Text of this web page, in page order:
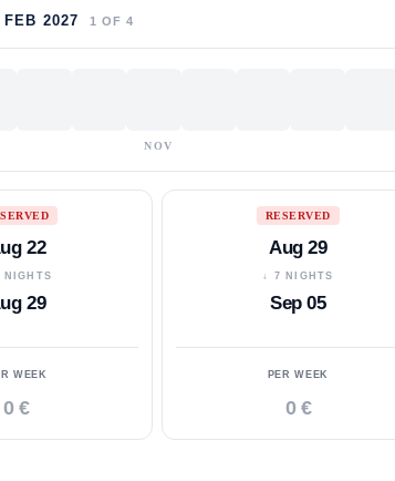
2027 1 OF 4
NOV
22
NIGHTS
29
WEEK
0 €
RESERVED
Aug 29
↓ 7 NIGHTS
Sep 05
PER WEEK
0 €